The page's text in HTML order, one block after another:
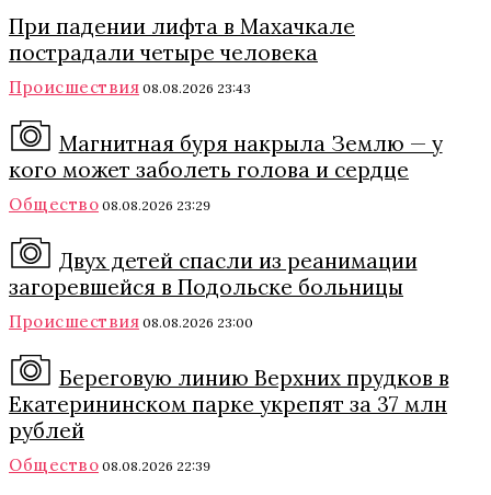
При падении лифта в Махачкале
пострадали четыре человека
Происшествия 08.08.2026 23:43
Магнитная буря накрыла Землю — у
кого может заболеть голова и сердце
Общество 08.08.2026 23:29
Двух детей спасли из реанимации
загоревшейся в Подольске больницы
Происшествия 08.08.2026 23:00
Береговую линию Верхних прудков в
Екатерининском парке укрепят за 37 млн
рублей
Общество 08.08.2026 22:39